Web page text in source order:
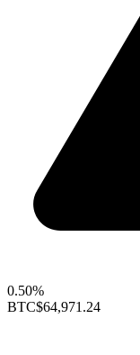
0.50%
BTC$64,971.24